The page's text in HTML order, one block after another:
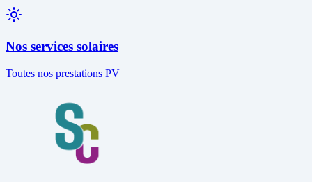
Nos services solaires
Toutes nos prestations PV